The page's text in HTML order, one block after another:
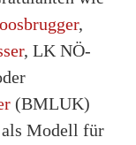
,
, LK NÖ-
(BMLUK)
als Modell für